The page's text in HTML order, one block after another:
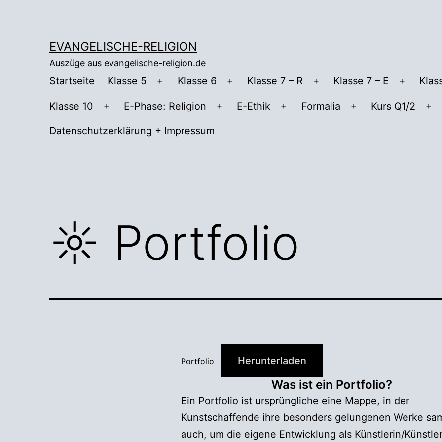
EVANGELISCHE-RELIGION
Auszüge aus evangelische-religion.de
Startseite Klasse 5
Menü
öffnen
Klasse 6
Menü
öffnen
Klasse 7 – R
Menü
öffnen
Klasse 7 – E
Menü
öffnen
Klasse 10
Menü
öffnen
E-Phase: Religion
Menü
E-Ethik
Menü
Formalia
Menü
Kurs Q1/2
Datenschutzerklärung + Impressum
☼ Portfolio
Portfolio Herunterladen
Was ist ein Portfolio?
Ein Portfolio ist ursprüngliche eine Mappe, in der
Kunstschaffende ihre besonders gelungenen Werke
auch, um die eigene Entwicklung als Künstlerin/Künstler